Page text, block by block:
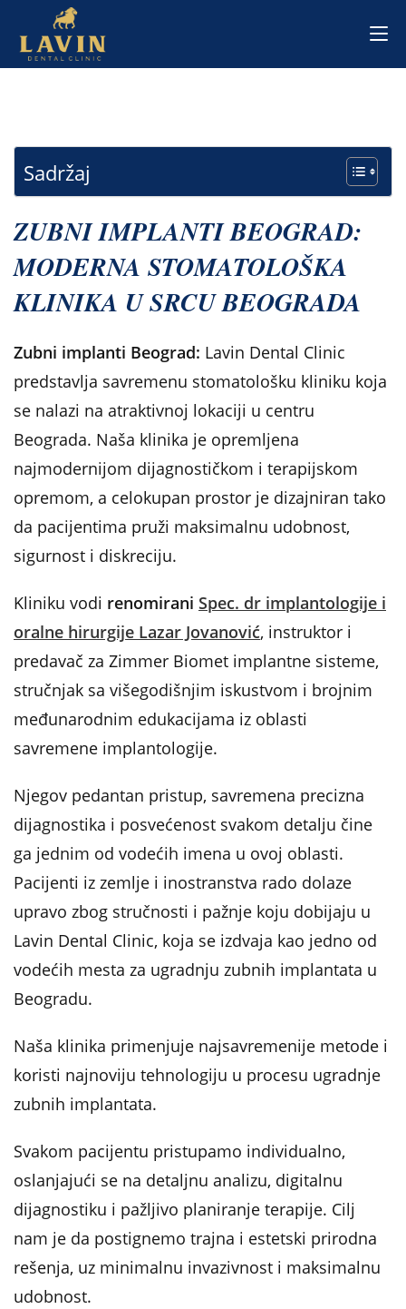
content
Sadržaj
ZUBNI IMPLANTI BEOGRAD:
MODERNA STOMATOLOŠKA
KLINIKA U SRCU BEOGRADA
Zubni implanti Beograd: Lavin Dental Clinic
predstavlja savremenu stomatološku kliniku koja
se nalazi na atraktivnoj lokaciji u centru
Beograda. Naša klinika je opremljena
najmodernijom dijagnostičkom i terapijskom
opremom, a celokupan prostor je dizajniran tako
da pacijentima pruži maksimalnu udobnost,
sigurnost i diskreciju.
Kliniku vodi renomirani Spec. dr implantologije i
oralne hirurgije Lazar Jovanović, instruktor i
predavač za Zimmer Biomet implantne sisteme,
stručnjak sa višegodišnjim iskustvom i brojnim
međunarodnim edukacijama iz oblasti
savremene implantologije.
Njegov pedantan pristup, savremena precizna
dijagnostika i posvećenost svakom detalju čine
ga jednim od vodećih imena u ovoj oblasti.
Pacijenti iz zemlje i inostranstva rado dolaze
upravo zbog stručnosti i pažnje koju dobijaju u
Lavin Dental Clinic, koja se izdvaja kao jedno od
vodećih mesta za ugradnju zubnih implantata u
Beogradu.
Naša klinika primenjuje najsavremenije metode i
koristi najnoviju tehnologiju u procesu ugradnje
zubnih implantata.
Svakom pacijentu pristupamo individualno,
oslanjajući se na detaljnu analizu, digitalnu
dijagnostiku i pažljivo planiranje terapije. Cilj
nam je da postignemo trajna i estetski prirodna
rešenja, uz minimalnu invazivnost i maksimalnu
udobnost.